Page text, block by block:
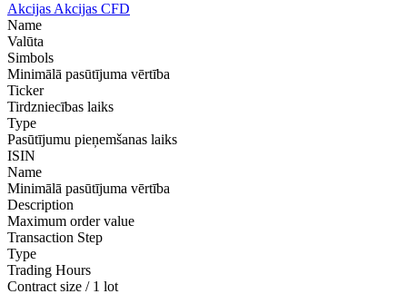
Akcijas Akcijas CFD
Name
Valūta
Simbols
Minimālā pasūtījuma vērtība
Ticker
Tirdzniecības laiks
Type
Pasūtījumu pieņemšanas laiks
ISIN
Name
Minimālā pasūtījuma vērtība
Description
Maximum order value
Transaction Step
Type
Trading Hours
Contract size / 1 lot